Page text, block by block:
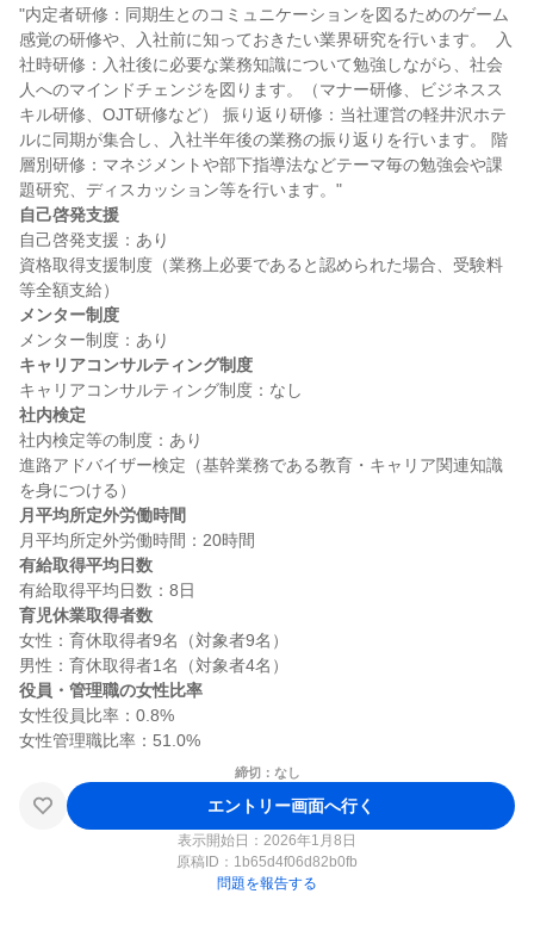
"内定者研修：同期生とのコミュニケーションを図るためのゲーム
感覚の研修や、入社前に知っておきたい業界研究を行います。  入
社時研修：入社後に必要な業務知識について勉強しながら、社会
人へのマインドチェンジを図ります。（マナー研修、ビジネスス
キル研修、OJT研修など） 振り返り研修：当社運営の軽井沢ホテ
ルに同期が集合し、入社半年後の業務の振り返りを行います。 階
層別研修：マネジメントや部下指導法などテーマ毎の勉強会や課
自己啓発支援
自己啓発支援：あり
資格取得支援制度（業務上必要であると認められた場合、受験料
メンター制度
キャリアコンサルティング制度
社内検定
社内検定等の制度：あり
進路アドバイザー検定（基幹業務である教育・キャリア関連知識
月平均所定外労働時間
有給取得平均日数
育児休業取得者数
女性：育休取得者9名（対象者9名）
役員・管理職の女性比率
女性役員比率：0.8%
締切：なし
エントリー画面へ行く
表示開始日：2026年1月8日
原稿ID： 1b65d4f06d82b0fb
問題を報告する